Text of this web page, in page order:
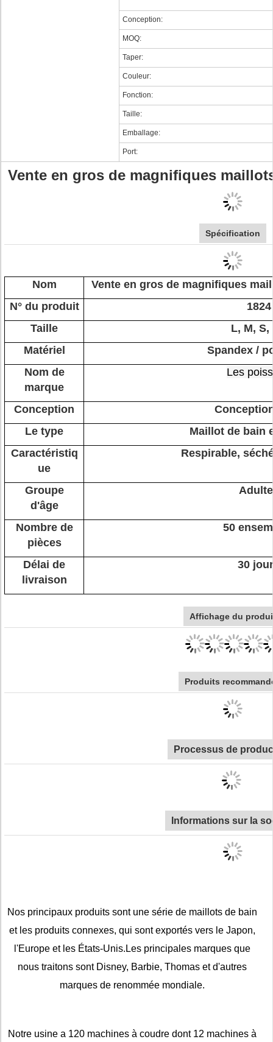
Conception:
MOQ:
Taper:
Couleur:
Fonction:
Taille:
Emballage:
Port:
Vente en gros de magnifiques
Spécification
Nom
Vente en gros de magnifiques
N° du produit
1824
Taille
L, M, S,
Matériel
Spandex /
Nom de
marque
Les
Conception
Le type
Maillot de bain
Caractéristiq
ue
Respirable,
Groupe
d'âge
Nombre de
pièces
50
Délai de
livraison
30
Affichage du
Produits
Processus de
Informations sur la
Nos principaux produits sont une série de maillots de bain
et les produits connexes, qui sont exportés vers le Japon,
l'Europe et les États-Unis.Les principales marques que
nous traitons sont Disney, Barbie, Thomas et d'autres
marques de renommée mondiale.
Notre usine a 120 machines à coudre dont 12 machines à